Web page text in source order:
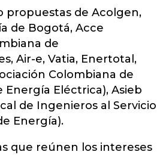
propuestas de Acolgen,
de Bogotá, Acce
de
Air-e, Vatia, Enertotal,
Colombiana de
Energía Eléctrica), Asieb
de Ingenieros al Servicio
Energía).
que reúnen los intereses